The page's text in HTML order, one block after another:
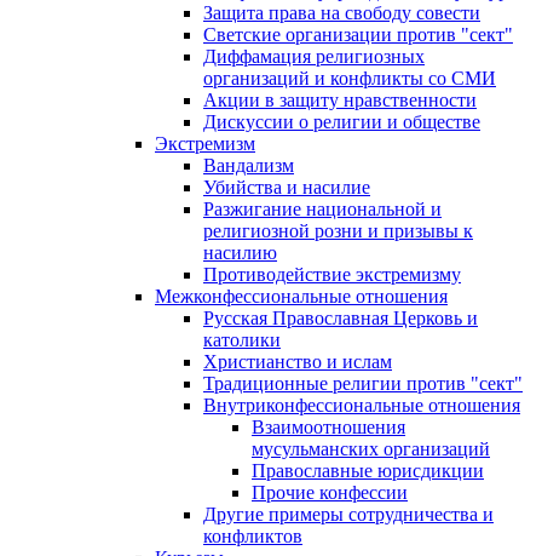
Защита права на свободу совести
Светские организации против "сект"
Диффамация религиозных
организаций и конфликты со СМИ
Акции в защиту нравственности
Дискуссии о религии и обществе
Экстремизм
Вандализм
Убийства и насилие
Разжигание национальной и
религиозной розни и призывы к
насилию
Противодействие экстремизму
Межконфессиональные отношения
Русская Православная Церковь и
католики
Христианство и ислам
Традиционные религии против "сект"
Внутриконфессиональные отношения
Взаимоотношения
мусульманских организаций
Православные юрисдикции
Прочие конфессии
Другие примеры сотрудничества и
конфликтов